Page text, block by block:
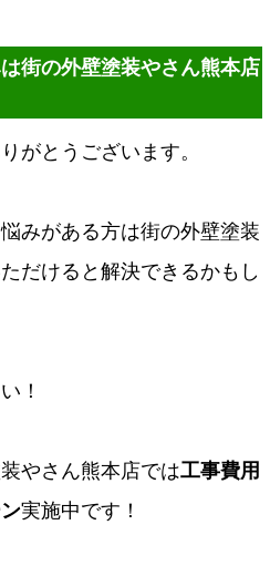
街の外壁塗装やさん熊本店
がとうございます。
みがある方は街の外壁塗装
だけると解決できるかもし
！
やさん熊本店では工事費用
実施中です！